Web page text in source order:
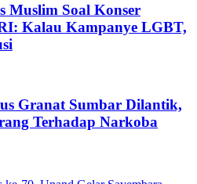
Muslim Soal Konser
Kalau Kampanye LGBT,
Granat Sumbar Dilantik,
Terhadap Narkoba